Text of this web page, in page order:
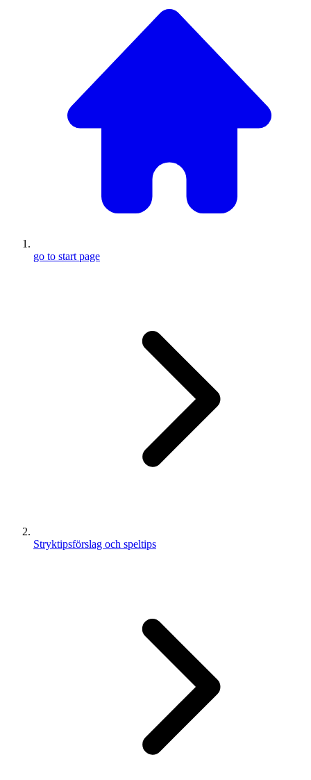
go to start page
Stryktipsförslag och speltips